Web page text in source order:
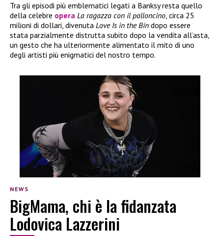
Tra gli episodi più emblematici legati a Banksy resta quello
della celebre opera La ragazza con il palloncino, circa 25
milioni di dollari, divenuta Love Is in the Bin dopo essere
stata parzialmente distrutta subito dopo la vendita all’asta,
un gesto che ha ulteriormente alimentato il mito di uno
degli artisti più enigmatici del nostro tempo.
NEWS
BigMama, chi è la fidanzata
Lodovica Lazzerini